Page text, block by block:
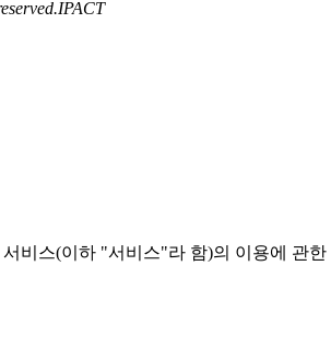
IPACT
비스(이하 "서비스"라 함)의 이용에 관